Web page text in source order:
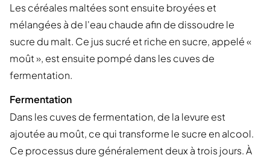
Les céréales maltées sont ensuite broyées et
mélangées à de l'eau chaude afin de dissoudre le
sucre du malt. Ce jus sucré et riche en sucre, appelé «
moût », est ensuite pompé dans les cuves de
fermentation.
Fermentation
Dans les cuves de fermentation, de la levure est
ajoutée au moût, ce qui transforme le sucre en alcool.
Ce processus dure généralement deux à trois jours. À